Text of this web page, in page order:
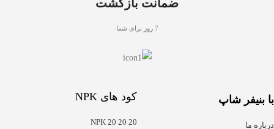
ضمانت بازگشت
7 روز برای شما
با بنیفر شاپ
درباره ما
کود های NPK
NPK 20 20 20